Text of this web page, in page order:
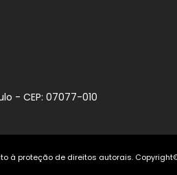
- CEP: 07077-010
à proteção de direitos autorais. Copyright©